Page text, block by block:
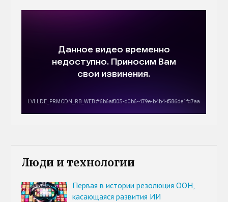
Люди и технологии
Первая в истории резолюция ООН,
касающаяся развития ИИ